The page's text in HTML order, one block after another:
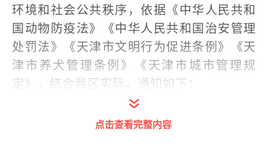
环境和社会公共秩序，依据《中华人民共和
国动物防疫法》《中华人民共和国治安管理
处罚法》《天津市文明行为促进条例》《天
津市养犬管理条例》《天津市城市管理规
定》，结合我区实际，通知如下：
点击查看完整内容